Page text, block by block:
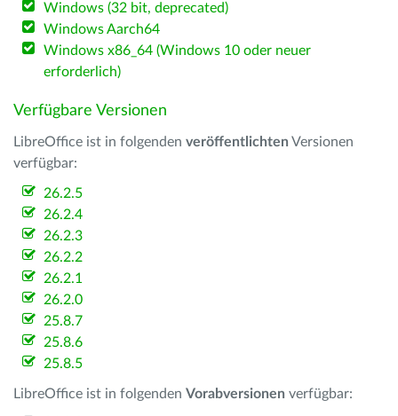
Windows (32 bit, deprecated)
Windows Aarch64
Windows x86_64 (Windows 10 oder neuer
erforderlich)
Verfügbare Versionen
LibreOffice ist in folgenden veröffentlichten Versionen
verfügbar:
26.2.5
26.2.4
26.2.3
26.2.2
26.2.1
26.2.0
25.8.7
25.8.6
25.8.5
LibreOffice ist in folgenden Vorabversionen verfügbar: